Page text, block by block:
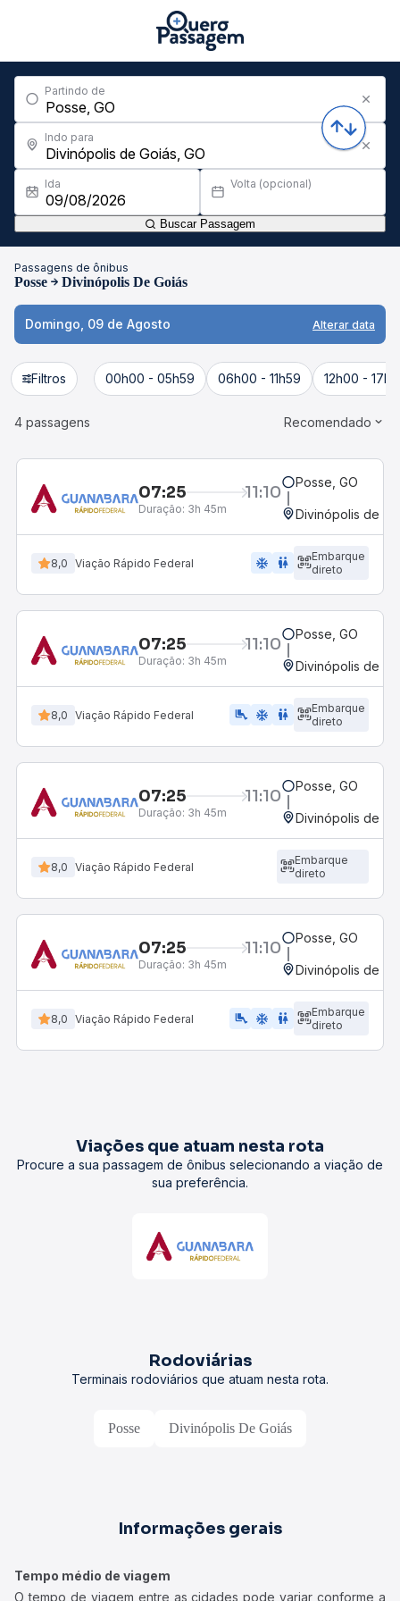
Partindo de
Indo para
Ida Volta (opcional)
Buscar Passagem
Passagens de ônibus
Posse Divinópolis De Goiás
Domingo, 09 de Agosto Alterar data
Filtros 00h00 - 05h59 06h00 - 11h59 12h00 -
4 passagens Recomendado
07:25 11:10
Duração: 3h 45m
Posse, GO
Divinópolis de
8,0 Viação Rápido Federal ac_unit wc
Embarque
direto
07:25 11:10
Duração: 3h 45m
Posse, GO
Divinópolis de
8,0 Viação Rápido Federal airline_seat_legroom_extra ac_unit wc
Embarque
direto
07:25 11:10
Duração: 3h 45m
Posse, GO
Divinópolis de
8,0 Viação Rápido Federal
Embarque
direto
07:25 11:10
Duração: 3h 45m
Posse, GO
Divinópolis de
8,0 Viação Rápido Federal airline_seat_legroom_extra ac_unit wc
Embarque
direto
Viações que atuam nesta rota
Procure a sua passagem de ônibus selecionando a viação de
sua preferência.
Rodoviárias
Terminais rodoviários que atuam nesta rota.
Posse Divinópolis De Goiás
Informações gerais
Tempo médio de viagem
O tempo de viagem entre as cidades pode variar conforme a